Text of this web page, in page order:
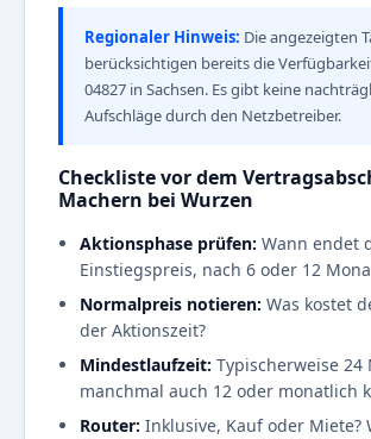
Regionaler Hinweis: Die angezeigten
berücksichtigen bereits die
04827 in Sachsen. Es gibt keine
Aufschläge durch den Netzbetreiber.
Checkliste vor dem
Machern bei Wurzen
Aktionsphase prüfen: Wann endet
Einstiegspreis, nach 6 oder 12
Normalpreis notieren: Was kostet
der Aktionszeit?
Mindestlaufzeit: Typischerweise 24
manchmal auch 12 oder monatlich
Router: Inklusive, Kauf oder Miete?